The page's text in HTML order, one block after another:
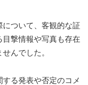
ついて、客観的な証
撃情報や写真も存在
んでした。
る発表や否定のコメ